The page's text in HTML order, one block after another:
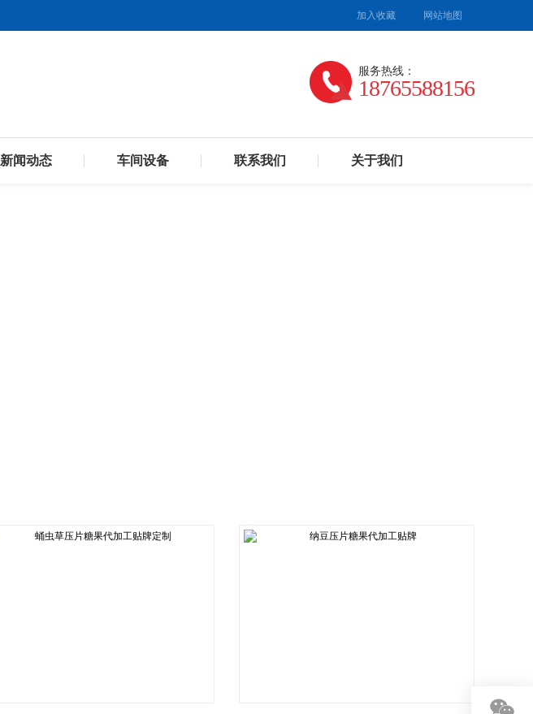
加入收藏 网站地图
服务热线：
18765588156
新闻动态 车间设备 联系我们 关于我们